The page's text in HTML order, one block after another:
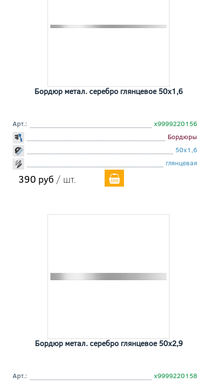
Бордюр метал. серебро глянцевое 50x1,6
Арт.:
х9999220156
Бордюры
50x1,6
глянцевая
390 руб / шт.
Бордюр метал. серебро глянцевое 50x2,9
Арт.:
х9999220158